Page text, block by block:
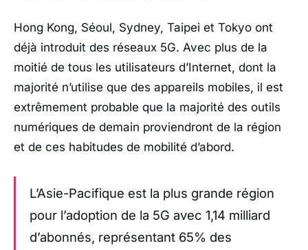
Hong Kong, Séoul, Sydney, Taipei et Tokyo ont
déjà introduit des réseaux 5G. Avec plus de la
moitié de tous les utilisateurs d’Internet, dont la
majorité n’utilise que des appareils mobiles, il est
extrêmement probable que la majorité des outils
numériques de demain proviendront de la région
et de ces habitudes de mobilité d’abord.
L’Asie-Pacifique est la plus grande région
pour l’adoption de la 5G avec 1,14 milliard
d’abonnés, représentant 65% des